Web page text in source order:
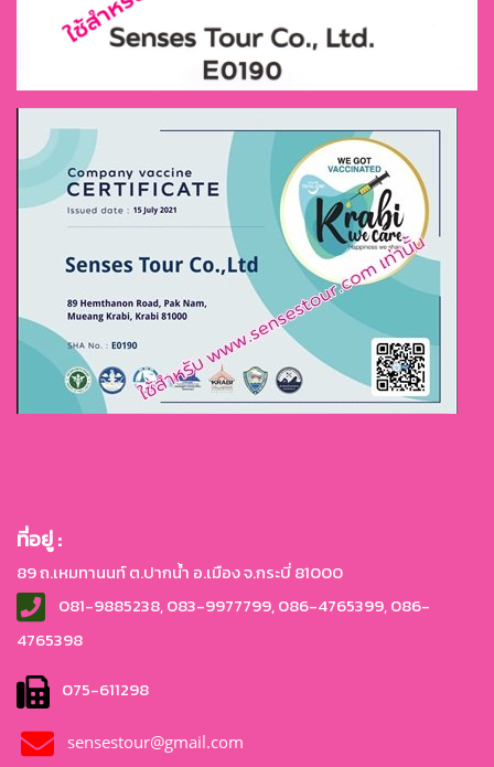
ที่อยู่ :
89 ถ.เหมทานนท์ ต.ปากน้ำ อ.เมือง จ.กระบี่ 81000
081-9885238, 083-9977799, 086-4765399, 086-
4765398
075-611298
sensestour@gmail.com